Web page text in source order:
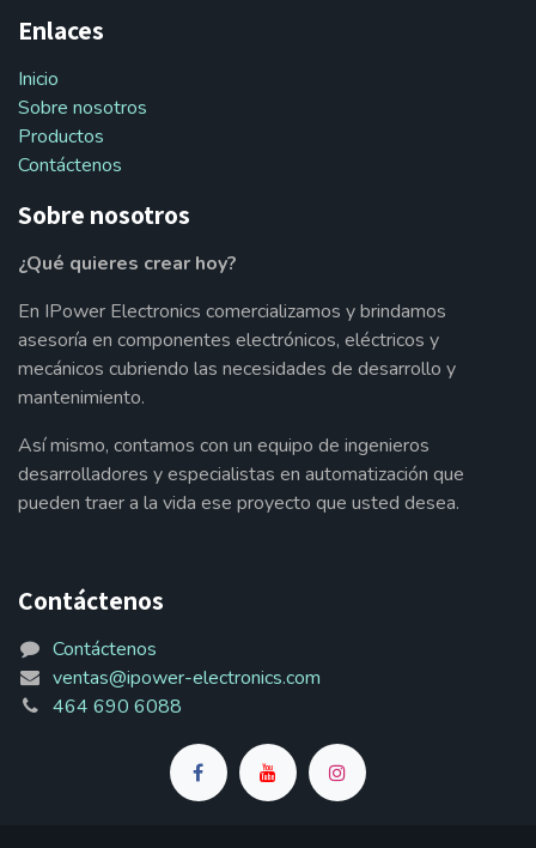
Enlaces
Inicio
Sobre nosotros
Productos
Contáctenos
Sobre nosotros
¿Qué quieres crear hoy?
En IPower Electronics comercializamos y brindamos
asesoría en componentes electrónicos, eléctricos y
mecánicos cubriendo las necesidades de desarrollo y
mantenimiento.
Así mismo, contamos con un equipo de ingenieros
desarrolladores y especialistas en automatización que
pueden traer a la vida ese proyecto que usted desea.
Contáctenos
Contáctenos
ventas@ipower-electronics.com
464 690 6088